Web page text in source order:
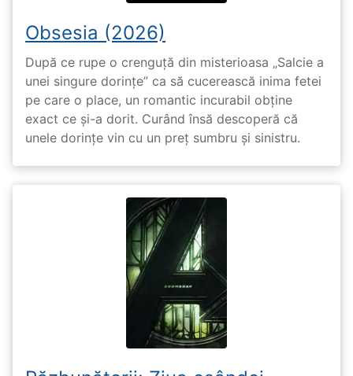
Obsesia (2026)
După ce rupe o crenguță din misterioasa „Salcie a
unei singure dorințe” ca să cucerească inima fetei
pe care o place, un romantic incurabil obține
exact ce și-a dorit. Curând însă descoperă că
unele dorințe vin cu un preț sumbru și sinistru.